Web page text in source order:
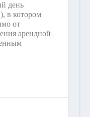
день
в котором
от
арендной